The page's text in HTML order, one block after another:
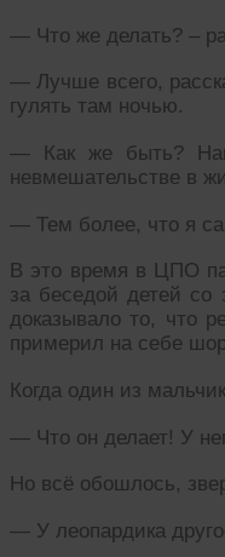
— Что же делать? –
— Лучше всего,
гулять там ночью.
— Как же быть? Нам
невмешательстве в
— Тем более, что я
В это время в ЦПО
за беседой детей со
доказывало то, что
примерил на себе
Когда один из
— Что он делает! У
Но всё обошлось,
— У леопардика